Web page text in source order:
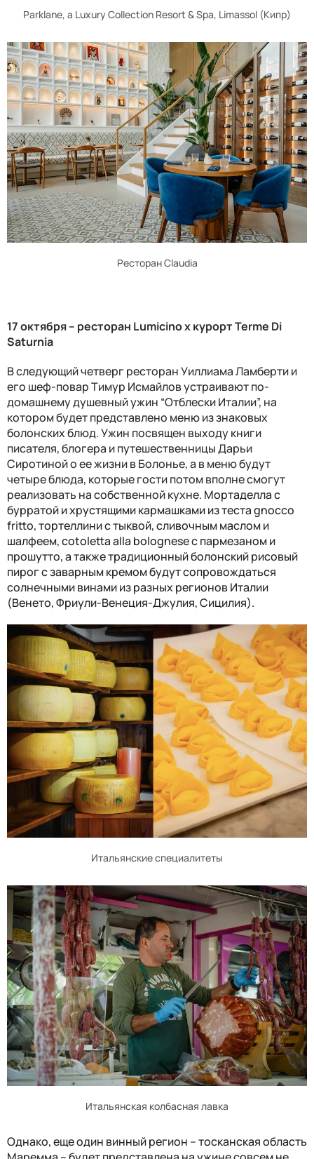
Parklane, a Luxury Collection Resort & Spa, Limassol (Кипр)
Ресторан Claudia
17 октября – ресторан Lumicino xкурортTerme Di
Saturnia
В следующий четверг ресторан Уиллиама Ламберти и
его шеф-повар Тимур Исмайлов устраивают по-
домашнему душевный ужин “Отблески Италии”, на
котором будет представлено меню из знаковых
болонских блюд. Ужин посвящен выходу книги
писателя, блогера и путешественницы Дарьи
Сиротиной о ее жизни в Болонье, а в меню будут
четыре блюда, которые гости потом вполне смогут
реализовать на собственной кухне. Мортаделла с
бурратой и хрустящими кармашками из теста gnocco
fritto, тортеллини с тыквой, сливочным маслом и
шалфеем, cotoletta alla bolognese с пармезаном и
прошутто, а также традиционный болонский рисовый
пирог с заварным кремом будут сопровождаться
солнечными винами из разных регионов Италии
(Венето, Фриули-Венеция-Джулия, Сицилия).
Итальянские специалитеты
Итальянская колбасная лавка
Однако, еще один винный регион – тосканская область